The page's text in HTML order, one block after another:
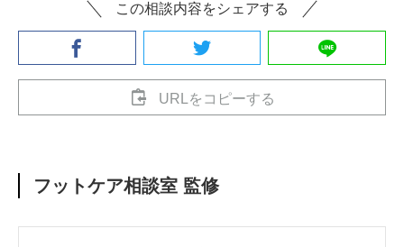
この相談内容をシェアする
URLをコピーする
フットケア相談室 監修